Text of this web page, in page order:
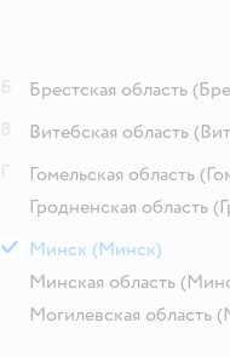
Брестская область
Витебская область
Гомельская область
Гродненская область
М Минск (Минск)
Минская область
Могилевская область